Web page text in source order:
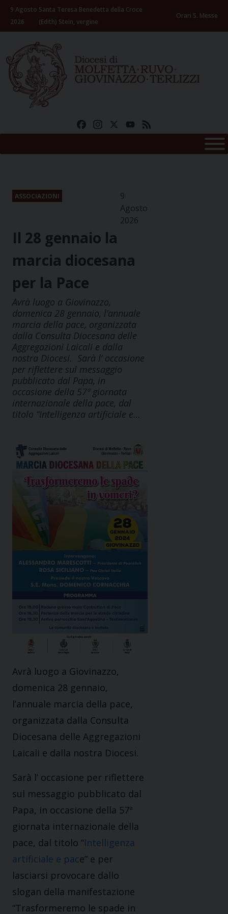
Skip
content
9 Agosto
2026
Santa Teresa Benedetta della Croce
(Edith) Stein, vergine
Orari S. Messe
FacebookInstagramYouTube
ASSOCIAZIONI
9
Agosto
2026
Il 28 gennaio la
marcia diocesana
per la Pace
Avrà luogo a Giovinazzo,
domenica 28 gennaio, l’annuale
marcia della pace, organizzata
dalla Consulta Diocesana delle
Aggregazioni Laicali e dalla
nostra Diocesi. Sarà l’ occasione
per riflettere sul messaggio
pubblicato dal Papa, in
occasione della 57ª giornata
internazionale della pace, dal
titolo “Intelligenza artificiale e…
Avrà luogo a Giovinazzo,
domenica 28 gennaio,
l’annuale marcia della pace,
organizzata dalla Consulta
Diocesana delle Aggregazioni
Laicali e dalla nostra Diocesi.
Sarà l’ occasione per riflettere
sul messaggio pubblicato dal
Papa, in occasione della 57ª
giornata internazionale della
pace, dal titolo “Intelligenza
artificiale e pace” e per
lasciarsi provocare dallo
slogan della manifestazione
“Trasformeremo le spade in